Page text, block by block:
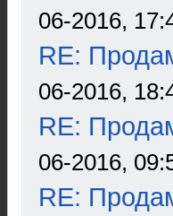
06-2016,
RE:
06-2016,
RE:
06-2016,
RE: